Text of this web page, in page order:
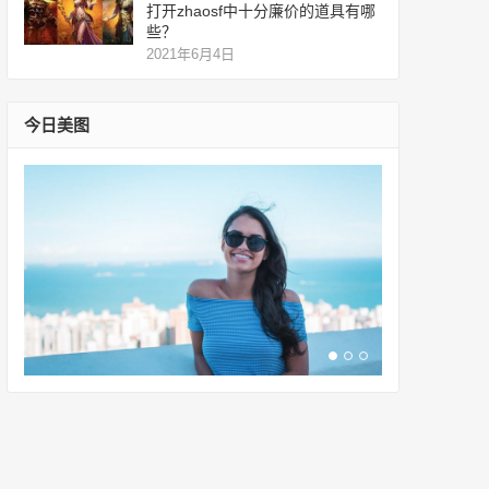
打开zhaosf中十分廉价的道具有哪
些？
2021年6月4日
今日美图